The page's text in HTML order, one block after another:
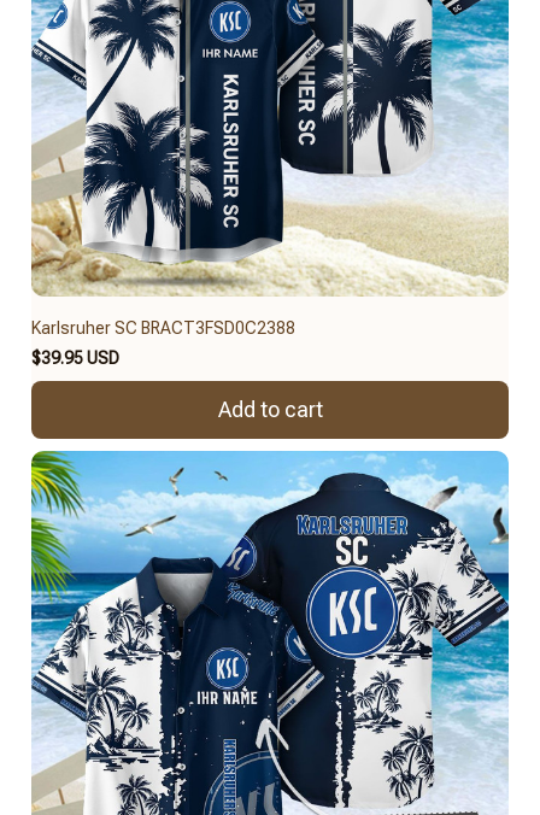
Karlsruher SC BRACT3FSD0C2388
$39.95 USD
Add to cart